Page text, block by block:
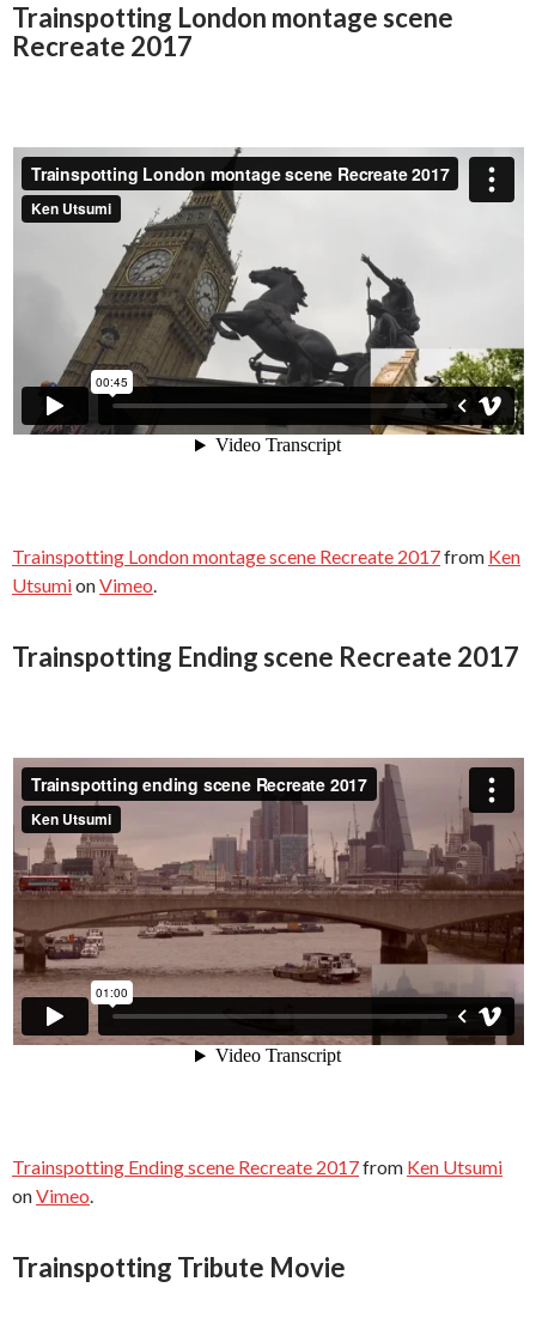
Trainspotting London montage scene
Recreate 2017
Trainspotting London montage scene Recreate 2017from Ken
UtsumionVimeo.
Trainspotting Ending scene Recreate 2017
Trainspotting Ending scene Recreate 2017from Ken Utsumi
onVimeo.
Trainspotting Tribute Movie